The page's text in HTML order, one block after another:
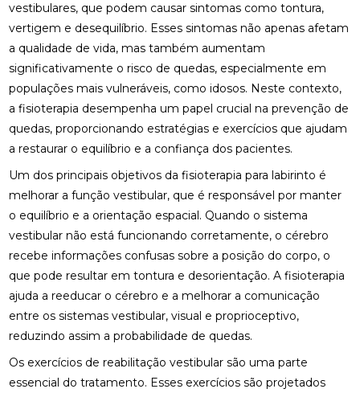
vestibulares, que podem causar sintomas como tontura,
vertigem e desequilíbrio. Esses sintomas não apenas afetam
a qualidade de vida, mas também aumentam
significativamente o risco de quedas, especialmente em
populações mais vulneráveis, como idosos. Neste contexto,
a fisioterapia desempenha um papel crucial na prevenção de
quedas, proporcionando estratégias e exercícios que ajudam
a restaurar o equilíbrio e a confiança dos pacientes.
Um dos principais objetivos da fisioterapia para labirinto é
melhorar a função vestibular, que é responsável por manter
o equilíbrio e a orientação espacial. Quando o sistema
vestibular não está funcionando corretamente, o cérebro
recebe informações confusas sobre a posição do corpo, o
que pode resultar em tontura e desorientação. A fisioterapia
ajuda a reeducar o cérebro e a melhorar a comunicação
entre os sistemas vestibular, visual e proprioceptivo,
reduzindo assim a probabilidade de quedas.
Os exercícios de reabilitação vestibular são uma parte
essencial do tratamento. Esses exercícios são projetados
ENCONTRE QUIROPRAXIA PERTO DE VOCÊ E
MELHORE A SAÚDE
ENCONTRE QUIROPRAXIA PERTO DE VOCÊ E
MELHORE SUA SAÚDE
ENCONTRE QUIROPRAXIA PERTO DE VOCÊ PARA
ALÍVIO E BEM-ESTAR
SOBRE O TEMA
ESTRATÉGIAS PARA ALIVIAR O NEUROMA DE
MORTON COM PALMILHAS
FATORES QUE IMPACTAM O PREÇO DE PALMILHA
3D
FISIOTERAPIA DE REABILITAÇÃO VESTIBULAR PARA
MELHORAR SEU EQUILÍBRIO
FISIOTERAPIA DE REABILITAÇÃO VESTIBULAR PARA
MELHORAR SEU EQUILÍBRIO